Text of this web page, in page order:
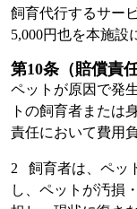
飼育代行するサー
5,000円也を本施設
第10条（賠償責任
ペットが原因で発
トの飼育者または
責任において費用
2 飼育者は、ペッ
し、ペットが汚損